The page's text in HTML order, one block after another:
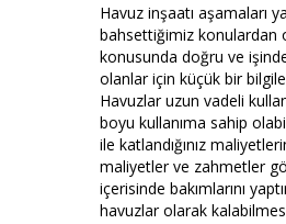
Havuz inşaatı aşamaları
bahsettiğimiz konulardan
konusunda doğru ve
olanlar için küçük bir
Havuzlar uzun vadeli
boyu kullanıma sahip
ile katlandığınız
maliyetler ve zahmetler
içerisinde bakımlarını
havuzlar olarak